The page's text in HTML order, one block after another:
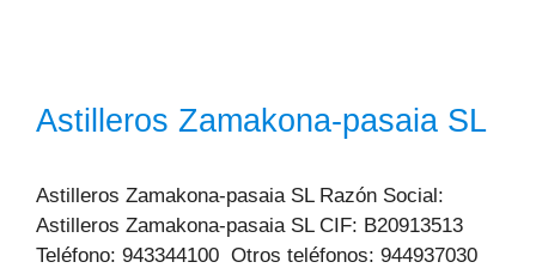
Astilleros Zamakona-pasaia SL
Astilleros Zamakona-pasaia SL Razón Social:
Astilleros Zamakona-pasaia SL CIF: B20913513
Teléfono: 943344100 Otros teléfonos: 944937030